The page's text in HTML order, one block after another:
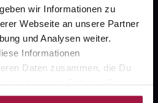
wir Informationen zu
Webseite an unsere Partner
und Analysen weiter.
Informationen
Daten zusammen, die Du
die sie im Rahmen Deiner
haben.
Bestellung?